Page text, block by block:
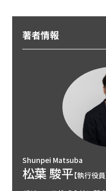
著者情報
Shunpei Matsuba
松葉 駿平【執行役員